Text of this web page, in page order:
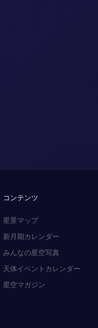
コンテンツ
星景マップ
新月期カレンダー
みんなの星空写真
天体イベントカレンダー
星空マガジン